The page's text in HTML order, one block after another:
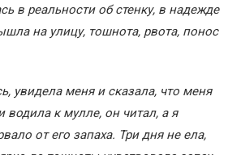
в реальности об стенку, в надежде
на улицу, тошнота, рвота, понос
увидела меня и сказала, что меня
водила к мулле, он читал, а я
от его запаха. Три дня не ела,